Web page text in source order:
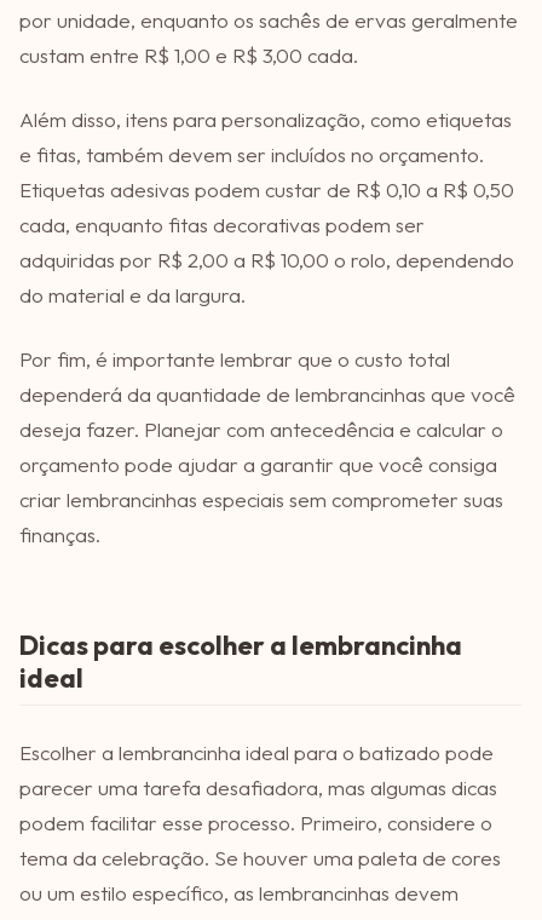
por unidade, enquanto os sachês de ervas geralmente
custam entre R$ 1,00 e R$ 3,00 cada.
Além disso, itens para personalização, como etiquetas
e fitas, também devem ser incluídos no orçamento.
Etiquetas adesivas podem custar de R$ 0,10 a R$ 0,50
cada, enquanto fitas decorativas podem ser
adquiridas por R$ 2,00 a R$ 10,00 o rolo, dependendo
do material e da largura.
Por fim, é importante lembrar que o custo total
dependerá da quantidade de lembrancinhas que você
deseja fazer. Planejar com antecedência e calcular o
orçamento pode ajudar a garantir que você consiga
criar lembrancinhas especiais sem comprometer suas
finanças.
Dicas para escolher a lembrancinha
ideal
Escolher a lembrancinha ideal para o batizado pode
parecer uma tarefa desafiadora, mas algumas dicas
podem facilitar esse processo. Primeiro, considere o
tema da celebração. Se houver uma paleta de cores
ou um estilo específico, as lembrancinhas devem